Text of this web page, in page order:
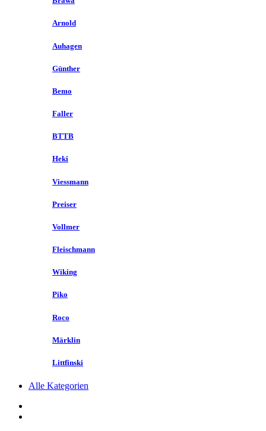
Arnold
Auhagen
Günther
Bemo
Faller
BTTB
Heki
Viessmann
Preiser
Vollmer
Fleischmann
Wiking
Piko
Roco
Märklin
Littfinski
Alle Kategorien